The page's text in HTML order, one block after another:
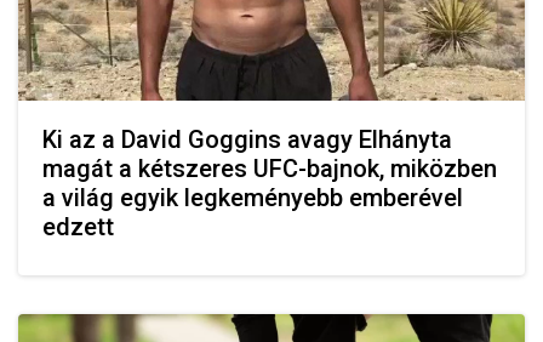
Ki az a David Goggins avagy Elhányta
magát a kétszeres UFC-bajnok, miközben
a világ egyik legkeményebb emberével
edzett